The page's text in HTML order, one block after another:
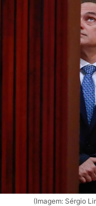
(Imagem: Sérgio